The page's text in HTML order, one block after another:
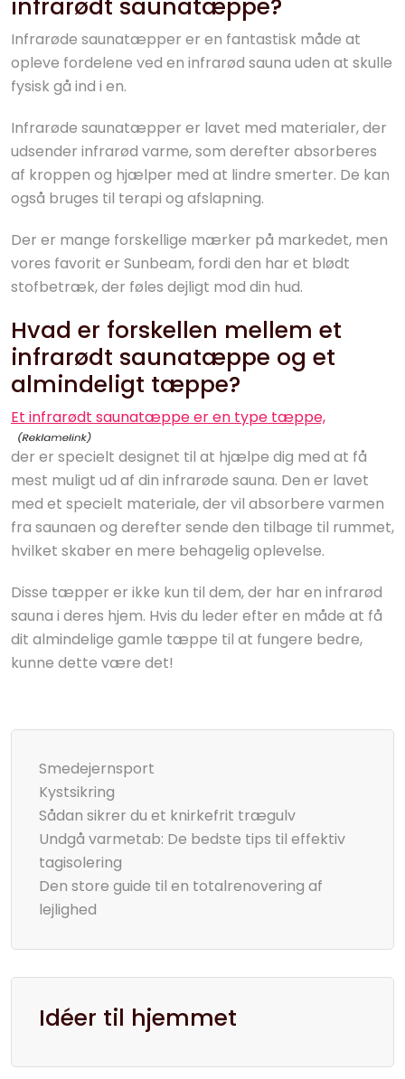
infrarødt saunatæppe?
Infrarøde saunatæpper er en fantastisk måde at
opleve fordelene ved en infrarød sauna uden at skulle
fysisk gå ind i en.
Infrarøde saunatæpper er lavet med materialer, der
udsender infrarød varme, som derefter absorberes
af kroppen og hjælper med at lindre smerter. De kan
også bruges til terapi og afslapning.
Der er mange forskellige mærker på markedet, men
vores favorit er Sunbeam, fordi den har et blødt
stofbetræk, der føles dejligt mod din hud.
Hvad er forskellen mellem et
infrarødt saunatæppe og et
almindeligt tæppe?
Et infrarødt saunatæppe er en type tæppe,
der er specielt designet til at hjælpe dig med at få
mest muligt ud af din infrarøde sauna. Den er lavet
med et specielt materiale, der vil absorbere varmen
fra saunaen og derefter sende den tilbage til rummet,
hvilket skaber en mere behagelig oplevelse.
Disse tæpper er ikke kun til dem, der har en infrarød
sauna i deres hjem. Hvis du leder efter en måde at få
dit almindelige gamle tæppe til at fungere bedre,
kunne dette være det!
Smedejernsport
Kystsikring
Sådan sikrer du et knirkefrit trægulv
Undgå varmetab: De bedste tips til effektiv
tagisolering
Den store guide til en totalrenovering af
lejlighed
Idéer til hjemmet